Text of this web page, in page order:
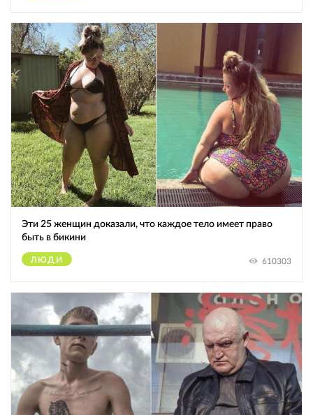
Эти 25 женщин доказали, что каждое тело имеет право
быть в бикини
ЛЮДИ 610303